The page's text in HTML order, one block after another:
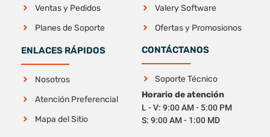
Ventas y Pedidos
Planes de Soporte
Valery Software
Ofertas y Promosionos
ENLACES RÁPIDOS
Nosotros
Atención Preferencial
Mapa del Sitio
CONTÁCTANOS
Soporte Técnico
Horario de atención
L - V: 9:00 AM - 5:00 PM
S: 9:00 AM - 1:00 MD